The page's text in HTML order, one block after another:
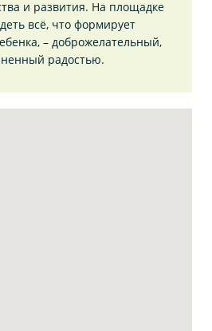
и развития. На площадке
всё, что формирует
– доброжелательный,
радостью.